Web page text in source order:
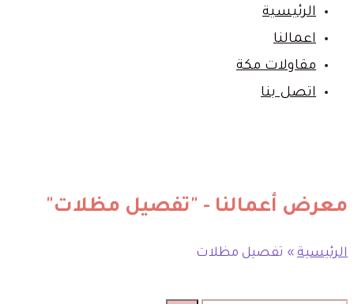
الرئيسية‎
اعمالنا‎
مقاولات مكة‎
اتصل بنا‎
معرض أعمالنا - "تفصيل مظلات"
الرئيسية » تفصيل مظلات